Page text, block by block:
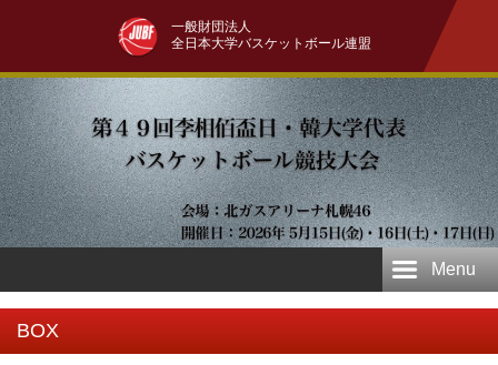
一般財団法人
全日本大学バスケットボール連盟
Menu
BOX